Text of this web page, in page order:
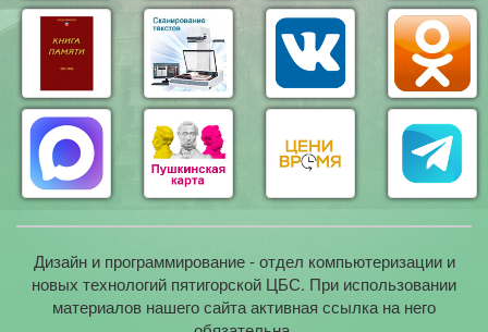
Дизайн и программирование - отдел компьютеризации и
новых технологий пятигорской ЦБС. При использовании
материалов нашего сайта активная ссылка на него